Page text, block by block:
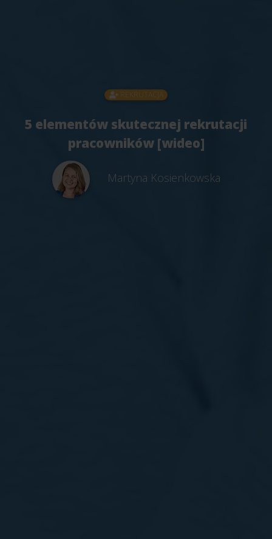
REKRUTACJA
5 elementów skutecznej rekrutacji
pracowników [wideo]
Martyna Kosienkowska